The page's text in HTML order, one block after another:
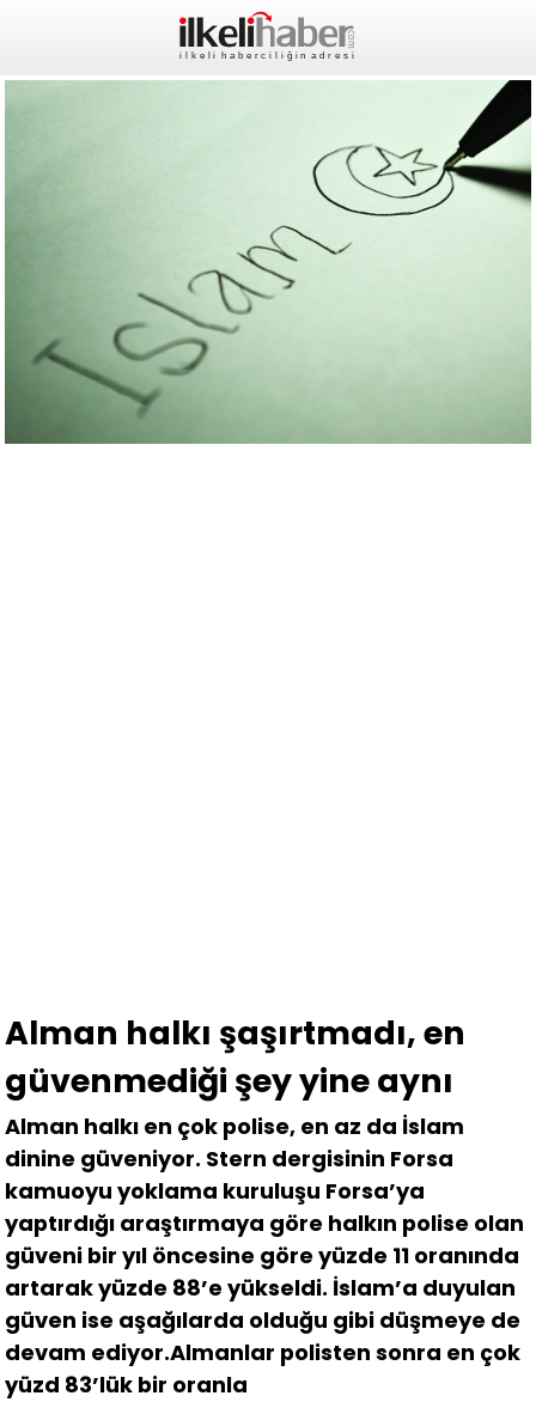
Alman halkı şaşırtmadı, en
güvenmediği şey yine aynı
Alman halkı en çok polise, en az da İslam
dinine güveniyor. Stern dergisinin Forsa
kamuoyu yoklama kuruluşu Forsa’ya
yaptırdığı araştırmaya göre halkın polise olan
güveni bir yıl öncesine göre yüzde 11 oranında
artarak yüzde 88’e yükseldi. İslam’a duyulan
güven ise aşağılarda olduğu gibi düşmeye de
devam ediyor.Almanlar polisten sonra en çok
yüzd 83’lük bir oranla